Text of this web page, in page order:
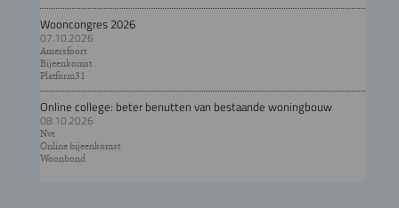
Wooncongres 2026
07.10.2026
Amersfoort
Bijeenkomst
Platform31
Online college: beter benutten van bestaande woningbouw
08.10.2026
Nvt
Online bijeenkomst
Woonbond